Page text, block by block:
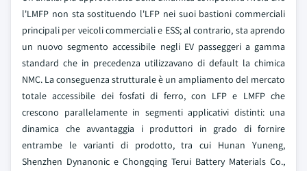
l'LMFP non sta sostituendo l'LFP nei suoi bastioni commerciali
principali per veicoli commerciali e ESS; al contrario, sta aprendo
un nuovo segmento accessibile negli EV passeggeri a gamma
standard che in precedenza utilizzavano di default la chimica
NMC. La conseguenza strutturale è un ampliamento del mercato
totale accessibile dei fosfati di ferro, con LFP e LMFP che
crescono parallelamente in segmenti applicativi distinti: una
dinamica che avvantaggia i produttori in grado di fornire
entrambe le varianti di prodotto, tra cui Hunan Yuneng,
Shenzhen Dynanonic e Chongqing Terui Battery Materials Co.,